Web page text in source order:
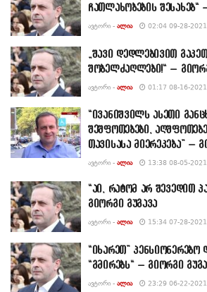
ჩათლახობების შესახებ“
ᲐᲕᲢᲝᲠᲘ - ᲐᲚᲘᲐ 02:04 09-28-2021
„შავი დედლებივით
შობელძაღლები!“ –
ᲐᲕᲢᲝᲠᲘ - ᲐᲚᲘᲐ 01:17 08-16-2021
“ივანიშვილს ასეთი
შეშფოთებები,
თავისასა მიერეკება” –
ᲐᲕᲢᲝᲠᲘ - ᲐᲚᲘᲐ 13:38 08-05-2021
“აი, რატომ არ შევედით
გიორგი გუგავა
ᲐᲕᲢᲝᲠᲘ - ᲐᲚᲘᲐ 15:34 07-28-2021
“იხარეთ”
“გმირებს“ – გიორგი
ᲐᲕᲢᲝᲠᲘ - ᲐᲚᲘᲐ 23:29 06-22-2021